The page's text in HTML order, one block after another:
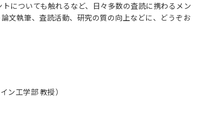
についても触れるなど、日々多数の査読に携わるメン
文執筆、査読活動、研究の質の向上などに、どうぞお
工学部 教授）